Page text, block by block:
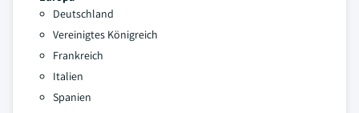
Deutschland
Vereinigtes Königreich
Frankreich
Italien
Spanien